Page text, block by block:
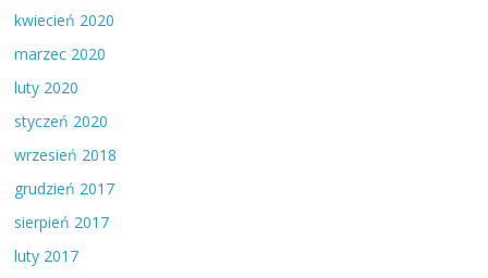
kwiecień 2020
marzec 2020
luty 2020
styczeń 2020
wrzesień 2018
grudzień 2017
sierpień 2017
luty 2017